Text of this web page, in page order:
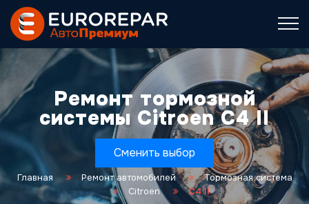
Ремонт тормозной
системы Citroen C4 II
Сменить выбор
Главная Ремонт автомобилей
Тормозная система
Citroen
C4 II